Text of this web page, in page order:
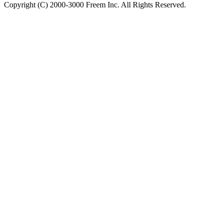
Copyright (C) 2000-3000 Freem Inc. All Rights Reserved.